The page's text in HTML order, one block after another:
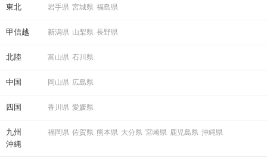
東北 岩手県 宮城県 福島県
甲信越 新潟県 山梨県 長野県
北陸 富山県 石川県
中国 岡山県 広島県
四国 香川県 愛媛県
九州
沖縄
福岡県 佐賀県 熊本県 大分県 宮崎県 鹿児島県 沖縄県